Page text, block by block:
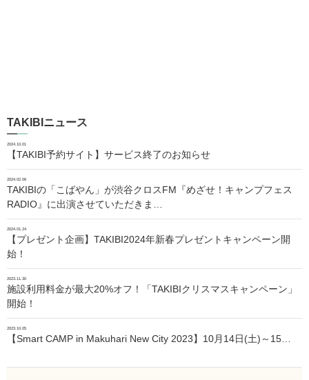
TAKIBIニュース
2024.10.01
【TAKIBI予約サイト】サービス終了のお知らせ
2024.02.06
TAKIBIの「こばやん」が渋谷クロスFM『めざせ！キャンプフェス
RADIO』に出演させていただきま…
2024.01.24
【プレゼント企画】TAKIBI2024年新春プレゼントキャンペーン開
始！
2023.11.30
施設利用料金が最大20%オフ！「TAKIBIクリスマスキャンペーン」
開始！
2023.10.05
【Smart CAMP in Makuhari New City 2023】10月14日(土)～15…